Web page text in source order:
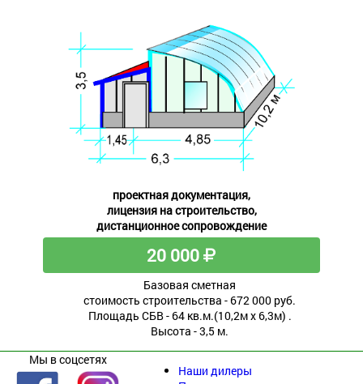
проектная документация,
лицензия на строительство,
дистанционное сопровождение
20 000
Базовая сметная
стоимость строительства - 672 000 руб.
Площадь СБВ - 64 кв.м.(10,2м х 6,3м) .
Высота - 3,5 м.
Мы в соцсетях
Наши дилеры